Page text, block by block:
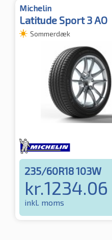
Michelin
Latitude Sport 3 AO
Sommerdæk
235/60R18 103W
kr.1234.06
inkl. moms